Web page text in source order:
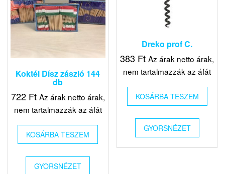
Koktél Dísz zászló 144
db
722 Ft Az árak netto árak,
nem tartalmazzák az áfát
KOSÁRBA TESZEM
GYORSNÉZET
Dreko prof C.
383 Ft Az árak netto árak,
nem tartalmazzák az áfát
KOSÁRBA TESZEM
GYORSNÉZET